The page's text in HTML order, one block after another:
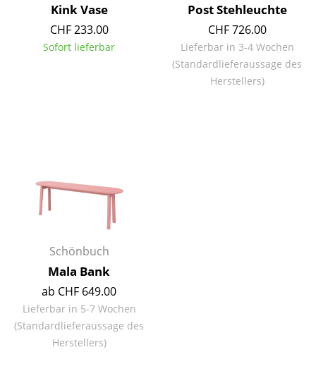
Einzelteile
... alle Sitzmöbel
Schreibtische
Sekretäre & PC-Tische
Konferenztische
Stehtische & Stehpulte
Kindertische
Gartentische
Kink Vase
CHF 233.00
Sofort lieferbar
Post Stehleuchte
CHF 726.00
Lieferbar in 3-4 Wochen
(Standardlieferaussage des
Herstellers)
Schönbuch
Mala Bank
ab CHF 649.00
Lieferbar in 5-7 Wochen
(Standardlieferaussage des
Herstellers)